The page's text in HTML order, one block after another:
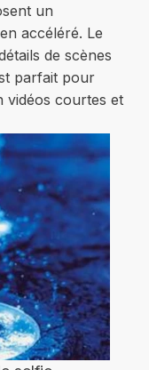
un
accéléré. Le
de scènes
parfait pour
vidéos courtes et